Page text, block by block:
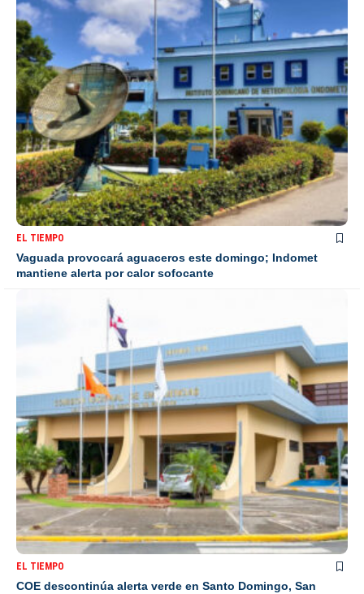
EL TIEMPO
Vaguada provocará aguaceros este domingo; Indomet
mantiene alerta por calor sofocante
EL TIEMPO
COE descontinúa alerta verde en Santo Domingo, San